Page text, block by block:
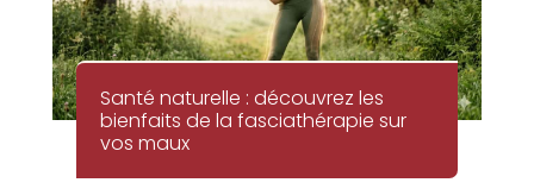
Santé naturelle : découvrez les
bienfaits de la fasciathérapie sur
vos maux